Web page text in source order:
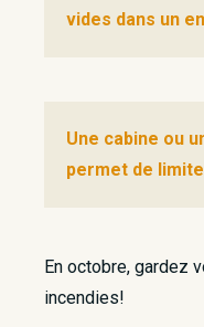
vides dans un
Une cabine ou
permet de
En octobre, gardez
incendies!